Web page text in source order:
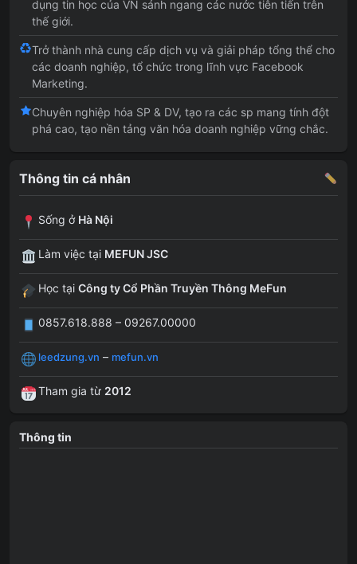
dụng tin học của VN sánh ngang các nước tiên tiến trên
thế giới.
Trở thành nhà cung cấp dịch vụ và giải pháp tổng thể cho
các doanh nghiệp, tổ chức trong lĩnh vực Facebook
Marketing.
Chuyên nghiệp hóa SP & DV, tạo ra các sp mang tính đột
phá cao, tạo nền tảng văn hóa doanh nghiệp vững chắc.
Thông tin cá nhân
Sống ở Hà Nội
Làm việc tại MEFUN JSC
Học tại Công ty Cổ Phần Truyền Thông MeFun
0857.618.888 – 09267.00000
leedzung.vn – mefun.vn
Tham gia từ 2012
Thông tin